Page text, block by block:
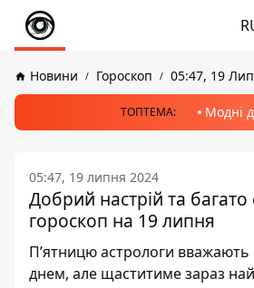
Новини Гороскоп 05:47, 19
ТОПТЕМА: Модні
05:47, 19 липня 2024
Добрий настрій та багато
гороскоп на 19 липня
П’ятницю астрологи
днем, але щаститиме зараз